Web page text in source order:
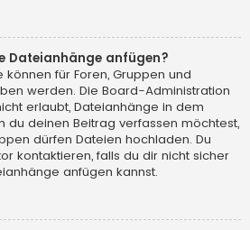
Dateianhänge anfügen?
für Foren, Gruppen und
werden. Die Board-Administration
erlaubt, Dateianhänge in dem
du deinen Beitrag verfassen möchtest,
dürfen Dateien hochladen. Du
kontaktieren, falls du dir nicht sicher
anfügen kannst.